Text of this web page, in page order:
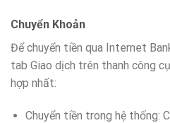
Chuyển Khoản
Để chuyển tiền qua Internet
tab Giao dịch trên thanh công
hợp nhất:
Chuyển tiền trong hệ thống: